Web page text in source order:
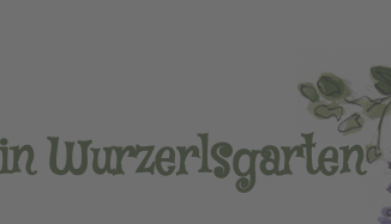
Wurzerlsgarten